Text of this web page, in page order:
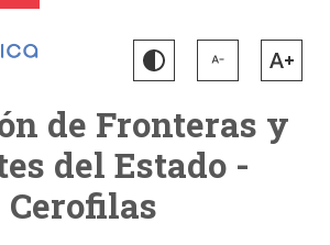
de Fronteras y
del Estado -
Cerofilas